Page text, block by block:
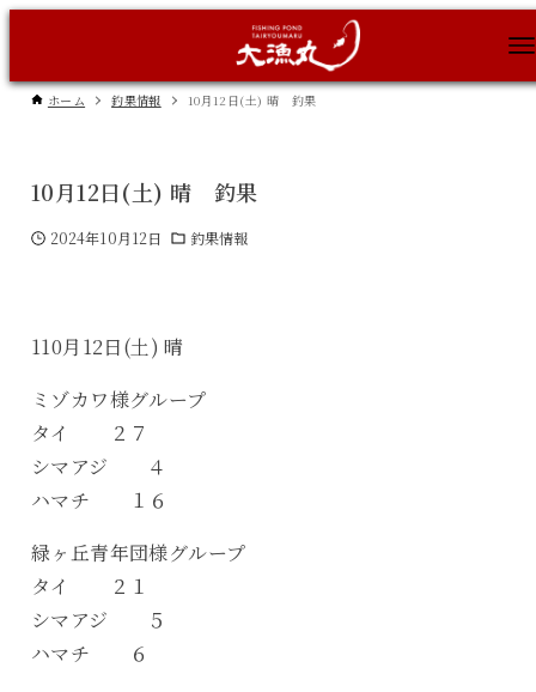
ホーム 釣果情報 10月12日(土) 晴 釣果
10月12日(土) 晴 釣果
2024年10月12日 釣果情報
110月12日(土) 晴
ミゾカワ様グループ
タイ ２７
シマアジ ４
ハマチ １６
緑ヶ丘青年団様グループ
タイ ２１
シマアジ ５
ハマチ ６